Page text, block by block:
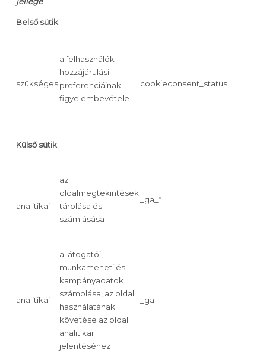
Belső sütik
szükséges
a felhasználók
hozzájárulási
preferenciáinak
figyelembevétele
cookieconsent_status
Külső sütik
analitikai
az
oldalmegtekintések
tárolása és
számlásása
_ga_*
analitikai
a látogatói,
munkameneti és
kampányadatok
számolása, az oldal
használatának
követése az oldal
analitikai
jelentéséhez
_ga